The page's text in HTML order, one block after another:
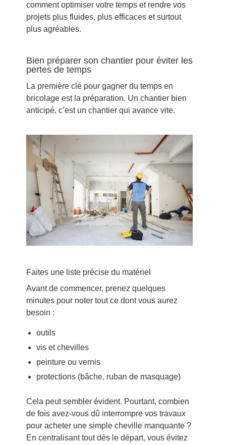
comment optimiser votre temps et rendre vos
projets plus fluides, plus efficaces et surtout
plus agréables.
Bien préparer son chantier pour éviter les
pertes de temps
La première clé pour gagner du temps en
bricolage est la préparation. Un chantier bien
anticipé, c’est un chantier qui avance vite.
Faites une liste précise du matériel
Avant de commencer, prenez quelques
minutes pour noter tout ce dont vous aurez
besoin :
outils
vis et chevilles
peinture ou vernis
protections (bâche, ruban de masquage)
Cela peut sembler évident. Pourtant, combien
de fois avez-vous dû interrompre vos travaux
pour acheter une simple cheville manquante ?
En centralisant tout dès le départ, vous évitez